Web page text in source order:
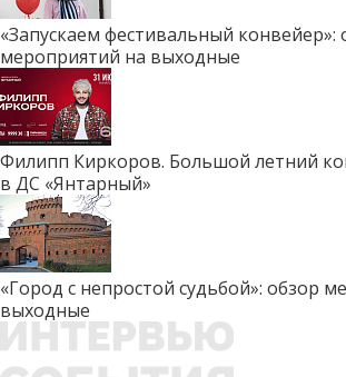
«Запускаем фестивальный конвейер»:
мероприятий на выходные
Филипп Киркоров. Большой летний
в ДС «Янтарный»
«Город с непростой судьбой»: обзор
выходные